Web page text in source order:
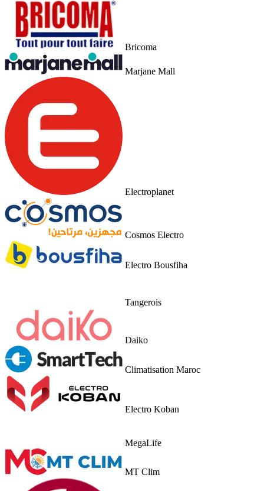
Bricoma
Marjane Mall
Electroplanet
Cosmos Electro
Electro Bousfiha
Tangerois
Daiko
Climatisation Maroc
Electro Koban
MegaLife
MT Clim